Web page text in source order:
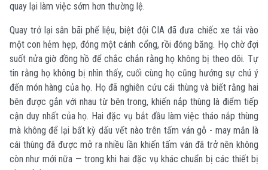
quay lại làm việc sớm hơn thường lệ.
Quay trở lại sân bãi phế liệu, biệt đội CIA đã đưa chiếc xe tải vào
một con hẻm hẹp, đóng một cánh cổng, rồi đóng băng. Họ chờ đợi
suốt nửa giờ đồng hồ để chắc chắn rằng họ không bị theo dõi. Tự
tin rằng họ không bị nhìn thấy, cuối cùng họ cũng hướng sự chú ý
đến món hàng của họ. Họ đã nghiên cứu cái thùng và biết rằng hai
bên được gắn với nhau từ bên trong, khiến nắp thùng là điểm tiếp
cận duy nhất của họ. Hai đặc vụ bắt đầu làm việc tháo nắp thùng
mà không để lại bất kỳ dấu vết nào trên tấm ván gỗ - may mắn là
cái thùng đã được mở ra nhiều lần khiến tấm ván đã trở nên không
còn như mới nữa — trong khi hai đặc vụ khác chuẩn bị các thiết bị